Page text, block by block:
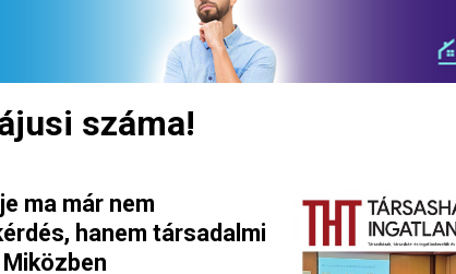
száma!
ma már nem
hanem társadalmi